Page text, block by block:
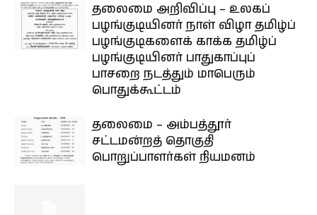
தலைமை அறிவிப்பு – உலகப்
பழங்குடியினர் நாள் விழா தமிழ்ப்
பழங்குடிகளைக் காக்க தமிழ்ப்
பழங்குடியினர் பாதுகாப்புப்
பாசறை நடத்தும் மாபெரும்
பொதுக்கூட்டம்
தலைமை – அம்பத்தூர்
சட்டமன்றத் தொகுதி
பொறுப்பாளர்கள் நியமனம்